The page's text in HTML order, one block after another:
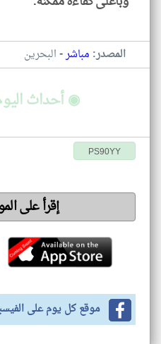
المصدر: مباشر-البحرين
◉ أحداث
PS90YY
إقرأ على
موقع كل يوم على